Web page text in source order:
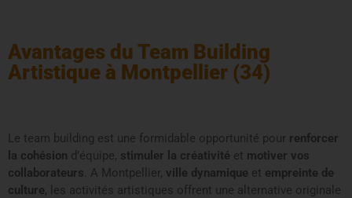
Avantages du Team Building
Artistique à Montpellier (34)
Le team building est une formidable opportunité pour renforcer
la cohésion d’équipe, stimuler la créativité et motiver vos
collaborateurs . A Montpellier, ville dynamique et empreinte de
culture, les activités artistiques offrent une alternative originale